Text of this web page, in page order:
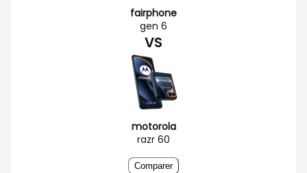
fairphone
gen 6
VS
motorola
razr 60
Comparer